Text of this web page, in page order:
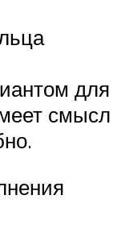
для
смысл